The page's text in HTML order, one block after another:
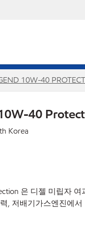
10W-40
40
Korea
은 디젤 미립자 여
, 저배기가스엔진에서